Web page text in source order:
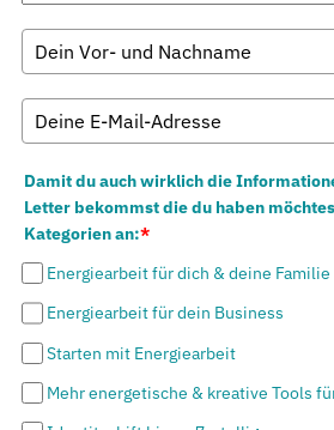
Damit du auch wirklich die
Letter bekommst die du haben
Kategorien an:*
Energiearbeit für dich & deine Familie
Energiearbeit für dein Business
Starten mit Energiearbeit
Mehr energetische & kreative Tools